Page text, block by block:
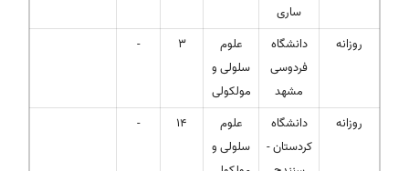
ساری
روزانه
دانشگاه
فردوسی
مشهد
علوم
سلولی و
مولکولی
3
-
روزانه
دانشگاه
کردستان -
علوم
سلولی و
14
-